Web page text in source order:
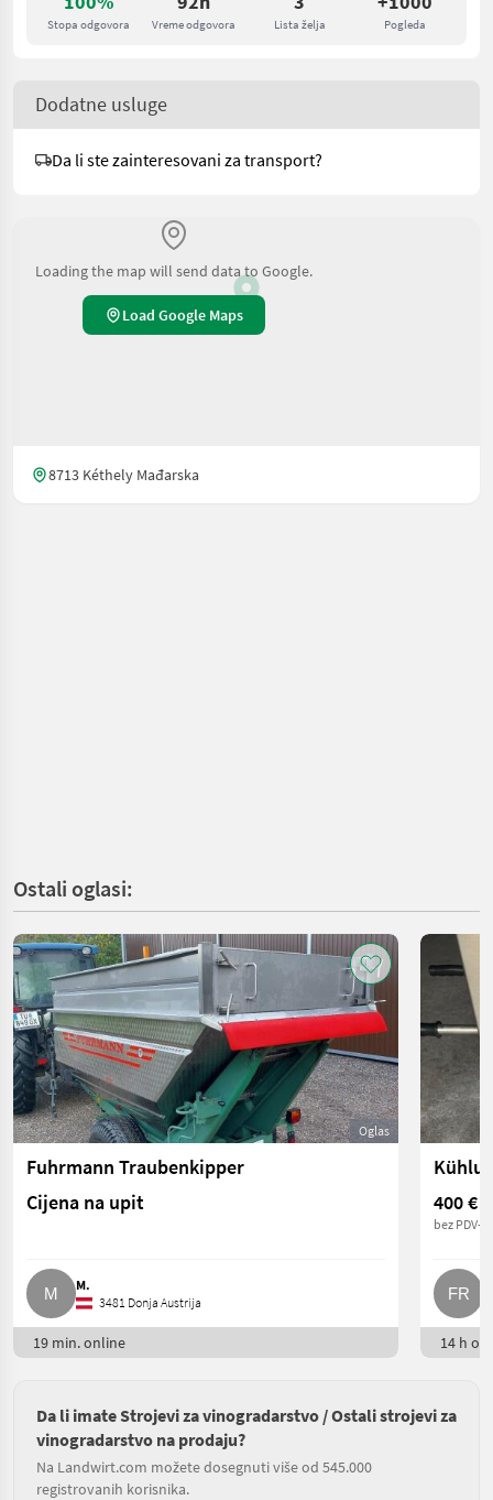
Stopa odgovora Vreme odgovora Lista želja Pogleda
Dodatne usluge
Da li ste zainteresovani za transport?
Loading the map will send data to Google.
Load Google Maps
8713 Kéthely Mađarska
Ostali oglasi:
Oglas
Fuhrmann Traubenkipper
Cijena na upit
M.
3481 Donja Austrija
19 min. online
400 €
bez PDV-a
14 h
Da li imate Strojevi za vinogradarstvo / Ostali strojevi za
vinogradarstvo na prodaju?
Na Landwirt.com možete dosegnuti više od 545.000
registrovanih korisnika.